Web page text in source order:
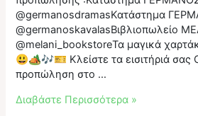
@germanosdramasΚατάστημα
@germanoskavalasΒιβλιοπωλείο
@melani_bookstoreΤα μαγικά
😃🏕️🎶🎫 Κλείστε τα εισιτήριά σας
προπώληση στο …
Τα
Διαβάστε Περισσότερα »